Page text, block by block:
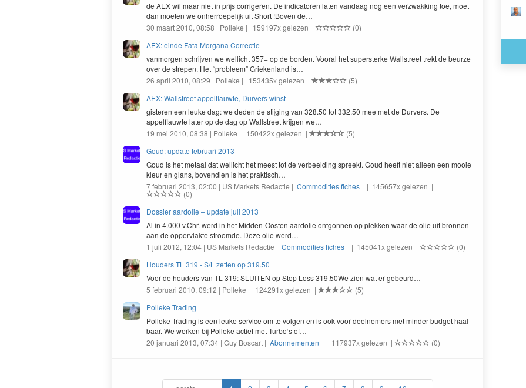
de AEXwil maar niet in pri­js cor­rigeren. De indi­ca­toren lat­en van­daag nog een verzwakking toe, moet
dan moeten we onher­roe­pelijk uit Short !Boven de…
30 maart 2010, 08:58 | Polleke | 159197x gelezen |
(0)
AEX: einde Fata Morgana Correctie
van­mor­gen schri­jven we wellicht357+ op de bor­den. Vooral het super­sterke Wall­street trekt de beurze
over de strepen. Het“prob­leem” Grieken­land is…
26 april 2010, 08:29 | Polleke | 153435x gelezen |
(5)
AEX: Wallstreet appelflauwte, Durvers winst
gis­teren een leuke dag: we deden de sti­jging van 328.50 tot332.50 mee met de Durvers. De
appelflauwte lat­er op de dag op Wall­street kri­j­gen we…
19 mei 2010, 08:38 | Polleke | 150422x gelezen |
(5)
Goud: update februari 2013
Goud is het metaal dat wellicht het meest tot de ver­beeld­ing spreekt. Goud heeft niet alleen een mooie
kleur en glans, boven­di­en is het praktisch…
7 februari 2013, 02:00 | US Markets Redactie | Commodities fiches | 145657x gelezen |
(0)
Dossier aardolie – update juli 2013
Al in 4.000 v.Chr. werd in het Mid­den-Oost­en aar­dolie ont­gonnen op plekken waar de olie uit bron­nen
aan de opper­vlak­te stroomde. Deze olie werd…
1 juli 2012, 12:04 | US Markets Redactie | Commodities fiches | 145041x gelezen |
(0)
Houders TL 319 - S/L zetten op 319.50
Voor de houd­ers van TL 319:SLUITEN op Stop Loss319.50We zien wat er gebeurd…
5 februari 2010, 09:12 | Polleke | 124291x gelezen |
(5)
Polleke Trading
Polleke Trad­ing is een leuke ser­vice om te vol­gen en is ook voor deel­ne­mers met min­der bud­get haal­
baar. We werken bij Polleke actief met Turbo‘s of…
20 januari 2013, 07:34 | Guy Boscart | Abonnementen | 117937x gelezen | (0)